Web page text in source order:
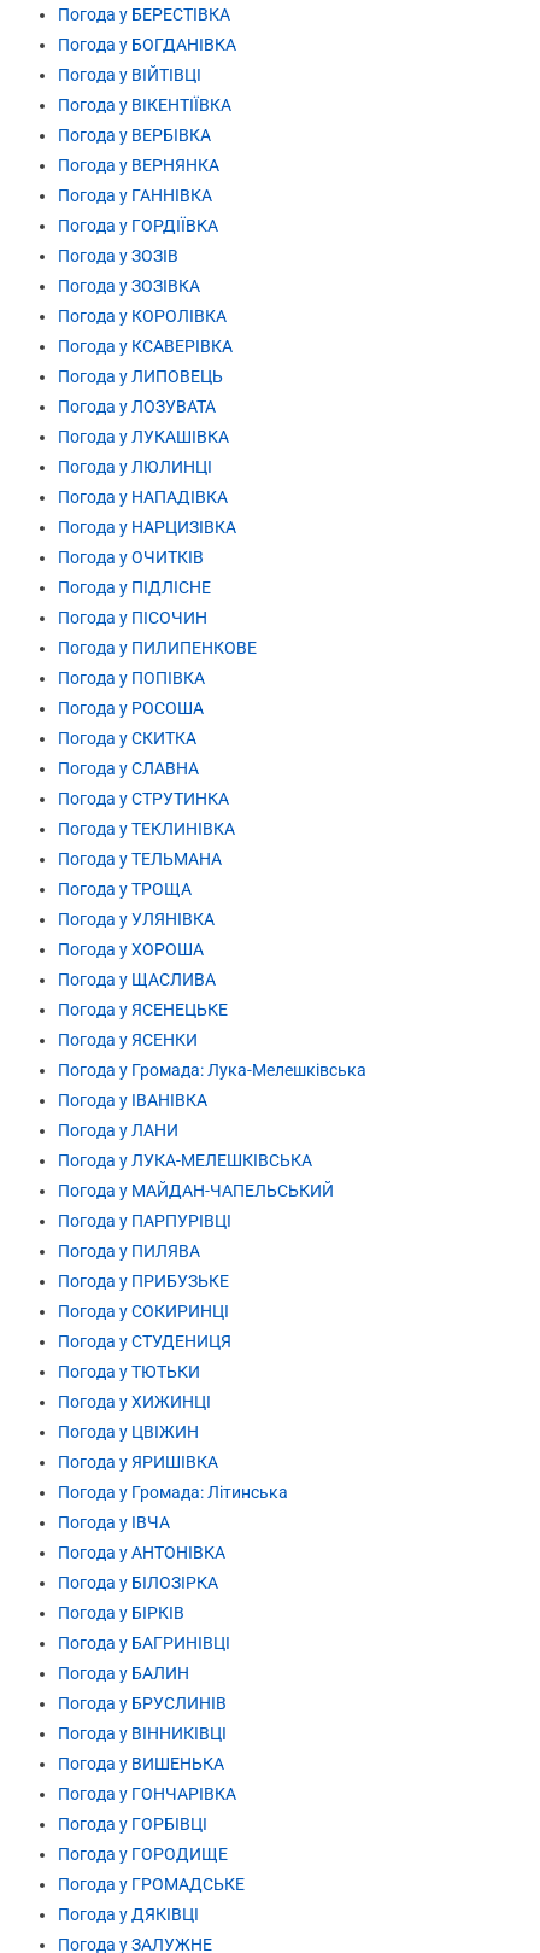
Погода у БЕРЕСТІВКА
Погода у БОГДАНІВКА
Погода у ВІЙТІВЦІ
Погода у ВІКЕНТІЇВКА
Погода у ВЕРБІВКА
Погода у ВЕРНЯНКА
Погода у ГАННІВКА
Погода у ГОРДІЇВКА
Погода у ЗОЗІВ
Погода у ЗОЗІВКА
Погода у КОРОЛІВКА
Погода у КСАВЕРІВКА
Погода у ЛИПОВЕЦЬ
Погода у ЛОЗУВАТА
Погода у ЛУКАШІВКА
Погода у ЛЮЛИНЦІ
Погода у НАПАДІВКА
Погода у НАРЦИЗІВКА
Погода у ОЧИТКІВ
Погода у ПІДЛІСНЕ
Погода у ПІСОЧИН
Погода у ПИЛИПЕНКОВЕ
Погода у ПОПІВКА
Погода у РОСОША
Погода у СКИТКА
Погода у СЛАВНА
Погода у СТРУТИНКА
Погода у ТЕКЛИНІВКА
Погода у ТЕЛЬМАНА
Погода у ТРОЩА
Погода у УЛЯНІВКА
Погода у ХОРОША
Погода у ЩАСЛИВА
Погода у ЯСЕНЕЦЬКЕ
Погода у ЯСЕНКИ
Погода у Громада: Лука-Мелешківська
Погода у ІВАНІВКА
Погода у ЛАНИ
Погода у ЛУКА-МЕЛЕШКІВСЬКА
Погода у МАЙДАН-ЧАПЕЛЬСЬКИЙ
Погода у ПАРПУРІВЦІ
Погода у ПИЛЯВА
Погода у ПРИБУЗЬКЕ
Погода у СОКИРИНЦІ
Погода у СТУДЕНИЦЯ
Погода у ТЮТЬКИ
Погода у ХИЖИНЦІ
Погода у ЦВІЖИН
Погода у ЯРИШІВКА
Погода у Громада: Літинська
Погода у ІВЧА
Погода у АНТОНІВКА
Погода у БІЛОЗІРКА
Погода у БІРКІВ
Погода у БАГРИНІВЦІ
Погода у БАЛИН
Погода у БРУСЛИНІВ
Погода у ВІННИКІВЦІ
Погода у ВИШЕНЬКА
Погода у ГОНЧАРІВКА
Погода у ГОРБІВЦІ
Погода у ГОРОДИЩЕ
Погода у ГРОМАДСЬКЕ
Погода у ДЯКІВЦІ
Погода у ЗАЛУЖНЕ